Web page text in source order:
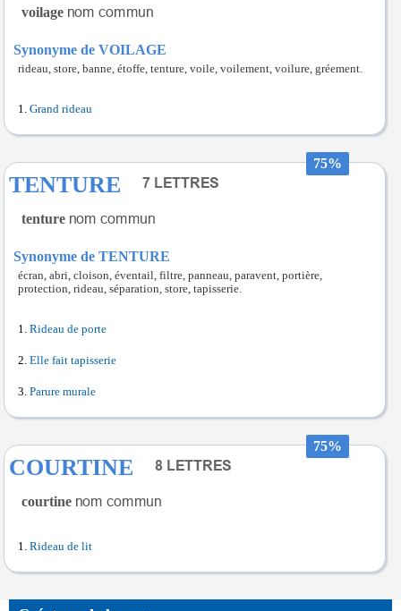
voilage
Synonyme de VOILAGE
rideau, store, banne, étoffe, tenture, voile, voilement, voilure, gréement.
Grand rideau
75%
TENTURE
tenture
Synonyme de TENTURE
écran, abri, cloison, éventail, filtre, panneau, paravent, portière,
protection, rideau, séparation, store, tapisserie.
Rideau de porte
Elle fait tapisserie
Parure murale
75%
COURTINE
courtine
Rideau de lit